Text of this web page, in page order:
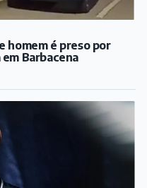
homem é preso por
Barbacena